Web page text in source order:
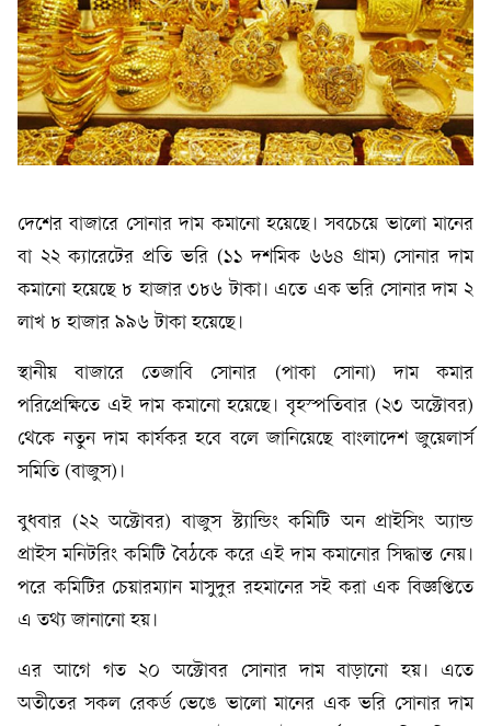
দেশের বাজারে সোনার দাম কমানো হয়েছে। সবচেয়ে ভালো মানের
বা ২২ ক্যারেটের প্রতি ভরি (১১ দশমিক ৬৬৪ গ্রাম) সোনার দাম
কমানো হয়েছে ৮ হাজার ৩৮৬ টাকা। এতে এক ভরি সোনার দাম ২
লাখ ৮ হাজার ৯৯৬ টাকা হয়েছে।
স্থানীয় বাজারে তেজাবি সোনার (পাকা সোনা) দাম কমার
পরিপ্রেক্ষিতে এই দাম কমানো হয়েছে। বৃহস্পতিবার (২৩ অক্টোবর)
থেকে নতুন দাম কার্যকর হবে বলে জানিয়েছে বাংলাদেশ জুয়েলার্স
সমিতি (বাজুস)।
বুধবার (২২ অক্টোবর) বাজুস স্ট্যান্ডিং কমিটি অন প্রাইসিং অ্যান্ড
প্রাইস মনিটরিং কমিটি বৈঠকে করে এই দাম কমানোর সিদ্ধান্ত নেয়।
পরে কমিটির চেয়ারম্যান মাসুদুর রহমানের সই করা এক বিজ্ঞপ্তিতে
এ তথ্য জানানো হয়।
এর আগে গত ২০ অক্টোবর সোনার দাম বাড়ানো হয়। এতে
অতীতের সকল রেকর্ড ভেঙে ভালো মানের এক ভরি সোনার দাম